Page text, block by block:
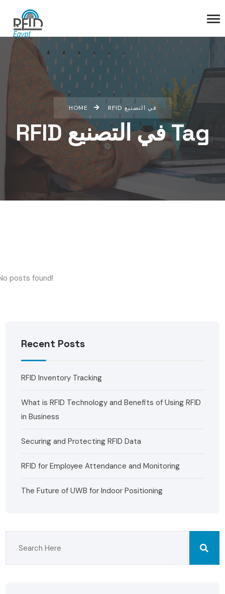
HOME RFID في التصنيع
RFID في التصنيع Tag
posts found!
Recent Posts
RFID Inventory Tracking
What is RFID Technology and Benefits of Using RFID
in Business
Securing and Protecting RFID Data
RFID for Employee Attendance and Monitoring
The Future of UWB for Indoor Positioning